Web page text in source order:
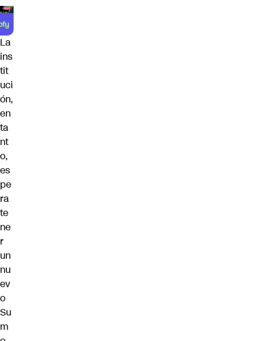
La
ins
tit
uci
ón,
en
ta
nt
o,
es
pe
ra
te
ne
r
un
nu
ev
o
Su
m